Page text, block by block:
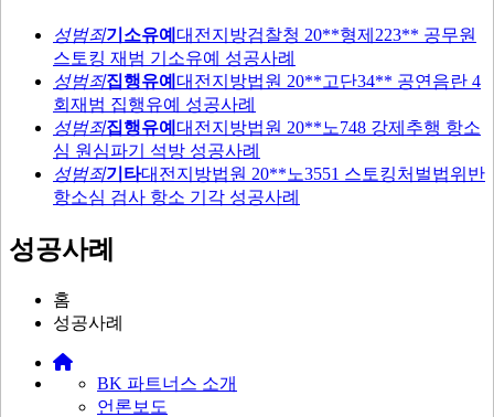
성범죄기소유예 대전지방검찰청 20**형제223** 공무원
스토킹 재범 기소유예 성공사례
성범죄집행유예 대전지방법원 20**고단34** 공연음란 4
회재범 집행유예 성공사례
성범죄집행유예 대전지방법원 20**노748 강제추행 항소
심 원심파기 석방 성공사례
성범죄기타대전지방법원 20**노3551 스토킹처벌법위반
항소심 검사 항소 기각 성공사례
성공사례
홈
성공사례
BK 파트너스 소개
언론보도